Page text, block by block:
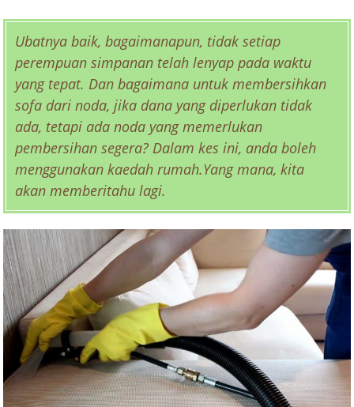
Ubatnya baik, bagaimanapun, tidak setiap
perempuan simpanan telah lenyap pada waktu
yang tepat. Dan bagaimana untuk membersihkan
sofa dari noda, jika dana yang diperlukan tidak
ada, tetapi ada noda yang memerlukan
pembersihan segera? Dalam kes ini, anda boleh
menggunakan kaedah rumah.Yang mana, kita
akan memberitahu lagi.